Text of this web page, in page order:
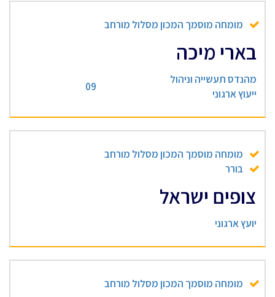
מומחה מוסמך המכון מסלול מורחב
בארי מיכה
מהנדס תעשייה וניהול
ייעוץ ארגוני
09
מומחה מוסמך המכון מסלול מורחב
בורר
צופים ישראל
יועץ ארגוני
מומחה מוסמך המכון מסלול מורחב